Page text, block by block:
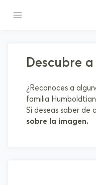
Descubre
¿Reconoces a
familia
Si deseas saber de
sobre la imagen.